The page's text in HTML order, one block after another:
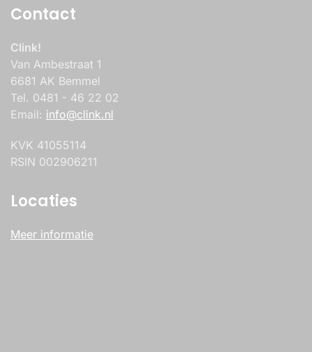
Contact
Clink!
Van Ambestraat 1
6681 AK Bemmel
Tel. 0481 - 46 22 02
Email: info@clink.nl
KVK 41055114
RSIN 002906211
Locaties
Meer informatie